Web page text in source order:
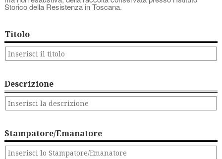
Storico della Resistenza in Toscana.
Titolo
Descrizione
Stampatore/Emanatore